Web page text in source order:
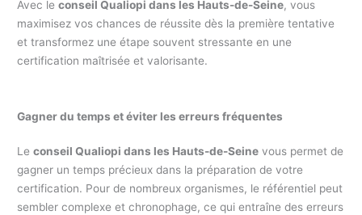
Avec leconseil Qualiopi dans les Hauts-de-Seine, vous
maximisez vos chances de réussite dès la première tentative
et transformez une étape souvent stressante en une
certification maîtrisée et valorisante.
Gagner du temps et éviter les erreurs fréquentes
Leconseil Qualiopi dans les Hauts-de-Seine vous permet de
gagner un temps précieux dans la préparation de votre
certification. Pour de nombreux organismes, le référentiel peut
sembler complexe et chronophage, ce qui entraîne des erreurs